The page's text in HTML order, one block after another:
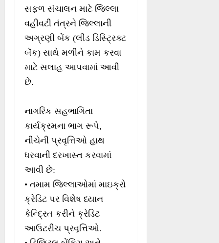
સફળ સંચાલન માટે જિલ્લા
વહીવટી તંત્રને જિલ્લાની
અગ્રણી બેંક (લીડ ડિસ્ટ્રિક્ટ
બેંક) સાથે મળીને કામ કરવા
માટે સલાહ આપવામાં આવી
છે.
નાગરિક સહભાગિતા
કાર્યક્રમના ભાગ રૂપે,
નીચેની પ્રવૃત્તિઓ હાથ
ધરવાની દરખાસ્ત કરવામાં
આવી છે:
• તમામ જિલ્લાઓમાં માઇક્રો
ક્રેડિટ પર વિશેષ ધ્યાન
કેન્દ્રિત કરીને ક્રેડિટ
આઉટરીચ પ્રવૃત્તિઓ.